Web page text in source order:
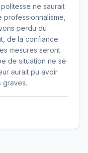
ne saurait
perdu du
de la confiance.
mesures seront
de situation ne se
aurait pu avoir
graves.